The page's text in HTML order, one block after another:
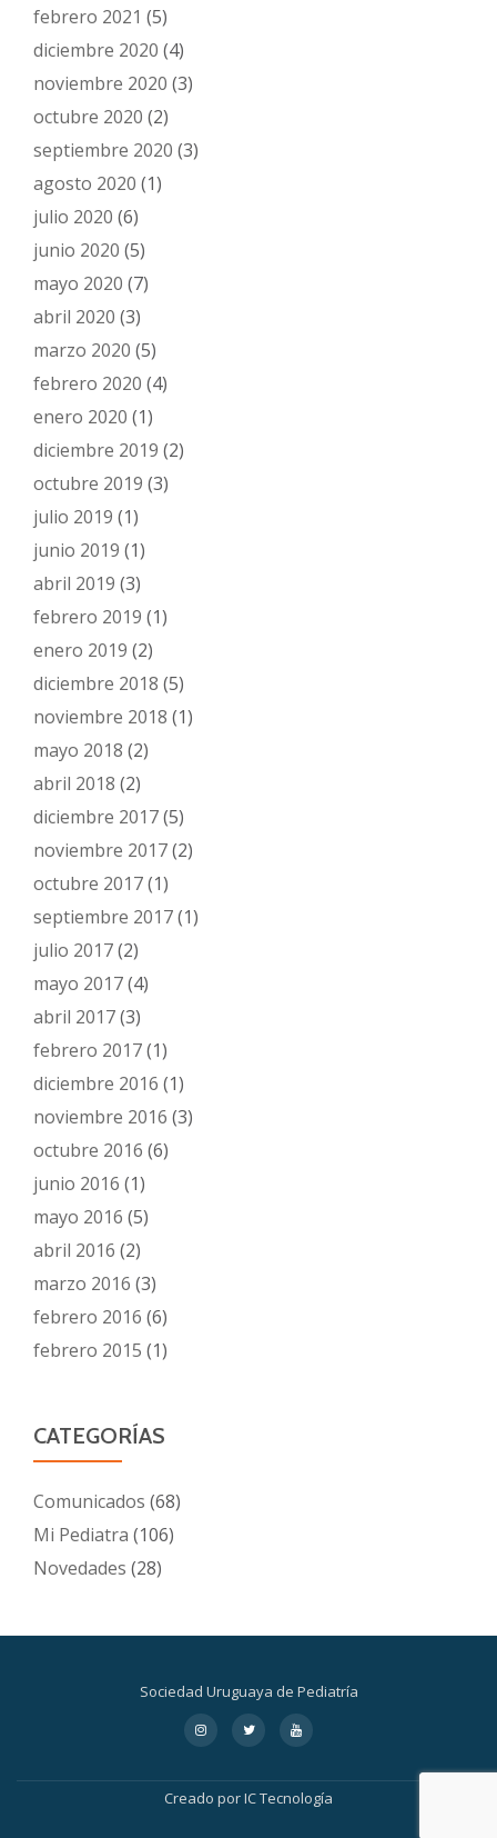
febrero 2021 (5)
diciembre 2020 (4)
noviembre 2020 (3)
octubre 2020 (2)
septiembre 2020 (3)
agosto 2020 (1)
julio 2020 (6)
junio 2020 (5)
mayo 2020 (7)
abril 2020 (3)
marzo 2020 (5)
febrero 2020 (4)
enero 2020 (1)
diciembre 2019 (2)
octubre 2019 (3)
julio 2019 (1)
junio 2019 (1)
abril 2019 (3)
febrero 2019 (1)
enero 2019 (2)
diciembre 2018 (5)
noviembre 2018 (1)
mayo 2018 (2)
abril 2018 (2)
diciembre 2017(5)
noviembre 2017(2)
octubre 2017(1)
septiembre 2017(1)
julio 2017(2)
mayo 2017(4)
abril 2017(3)
febrero 2017(1)
diciembre 2016 (1)
noviembre 2016 (3)
octubre 2016 (6)
junio 2016 (1)
mayo 2016 (5)
abril 2016 (2)
marzo 2016 (3)
febrero 2016 (6)
febrero 2015 (1)
CATEGORÍAS
Comunicados (68)
Mi Pediatra (106)
Novedades (28)
Sociedad Uruguaya de Pediatría
secundario
fa-
instagram
fa-
twitter
fa-
youtube
Creado porIC Tecnología